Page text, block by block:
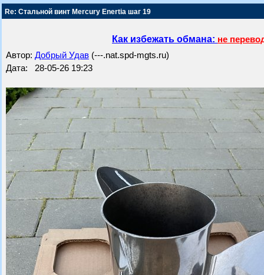
Re: Стальной винт Mercury Enertia шаг 19
Как избежать обмана: не
Автор: Добрый Удав (---.nat.spd-mgts.ru)
Дата: 28-05-26 19:23